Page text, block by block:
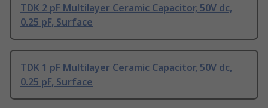
TDK 2 pF Multilayer Ceramic Capacitor, 50V dc,
0.25 pF, Surface
TDK 1 pF Multilayer Ceramic Capacitor, 50V dc,
0.25 pF, Surface